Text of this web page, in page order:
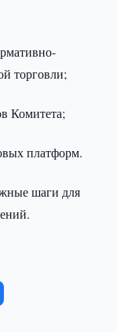
торговли;
Комитета;
платформ.
шаги для